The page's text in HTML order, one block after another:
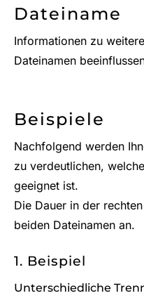
Dateiname
Informationen zu
Dateinamen
Beispiele
Nachfolgend werden
zu verdeutlichen,
geeignet ist.
Die Dauer in der
beiden Dateinamen an.
1. Beispiel
Unterschiedliche